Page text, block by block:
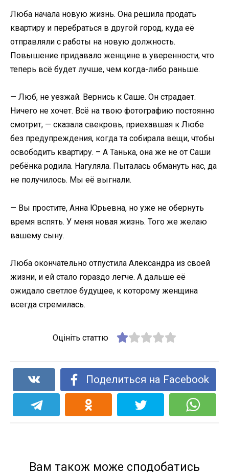
Люба начала новую жизнь. Она решила продать
квартиру и перебраться в другой город, куда её
отправляли с работы на новую должность.
Повышение придавало женщине в уверенности, что
теперь всё будет лучше, чем когда-либо раньше.
— Люб, не уезжай. Вернись к Саше. Он страдает.
Ничего не хочет. Всё на твою фотографию постоянно
смотрит, — сказала свекровь, приехавшая к Любе
без предупреждения, когда та собирала вещи, чтобы
освободить квартиру. – А Танька, она же не от Саши
ребёнка родила. Нагуляла. Пыталась обмануть нас, да
не получилось. Мы её выгнали.
— Вы простите, Анна Юрьевна, но уже не обернуть
время вспять. У меня новая жизнь. Того же желаю
вашему сыну.
Люба окончательно отпустила Александра из своей
жизни, и ей стало гораздо легче. А дальше её
ожидало светлое будущее, к которому женщина
всегда стремилась.
Оцініть статтю
Поделиться на Facebook
Вам також може сподобатись